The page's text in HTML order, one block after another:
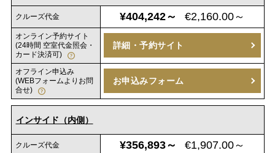
クルーズ代金 ¥404,242～ €2,160.00～
オンライン予約サイト
(24時間 空室代金照会・
カード決済可)
詳細・予約サイト
オフライン申込み
(WEBフォームよりお問
合せ)
お申込みフォーム
インサイド（内側）
クルーズ代金 ¥356,893～ €1,907.00～